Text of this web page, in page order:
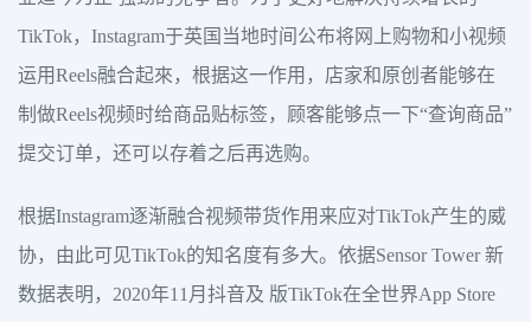
TikTok，Instagram于英国当地时间公布将网上购物和小视频
运用Reels融合起來，根据这一作用，店家和原创者能够在
制做Reels视频时给商品贴标签，顾客能够点一下“查询商品”
提交订单，还可以存着之后再选购。
根据Instagram逐渐融合视频带货作用来应对TikTok产生的威
协，由此可见TikTok的知名度有多大。依据Sensor Tower 新
数据表明，2020年11月抖音及 版TikTok在全世界App Store